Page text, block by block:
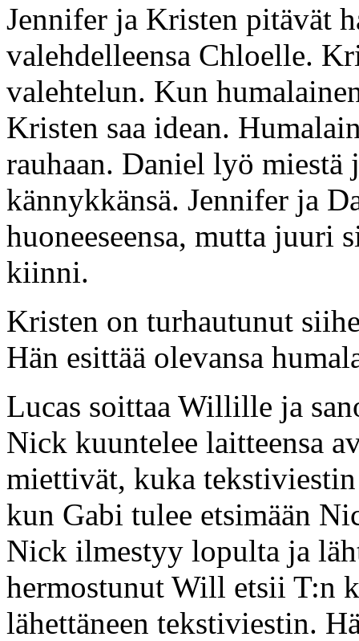
Jennifer ja Kristen pitävät
valehdelleensa Chloelle.
valehtelun. Kun
Kristen saa idean.
rauhaan. Daniel lyö miestä
kännykkänsä. Jennifer ja
huoneeseensa, mutta
kiinni.
Kristen on turhautunut
Hän esittää olevansa
Lucas soittaa Willille ja
Nick kuuntelee laitteensa
miettivät, kuka
kun Gabi tulee etsimään
Nick ilmestyy lopulta ja
hermostunut Will etsii T:n
lähettäneen tekstiviestin.